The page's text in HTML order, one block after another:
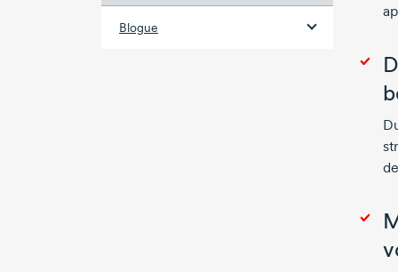
Blogue